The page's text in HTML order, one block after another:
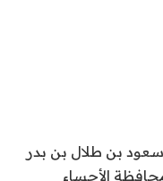
بن طلال بن بدر
الأحساء